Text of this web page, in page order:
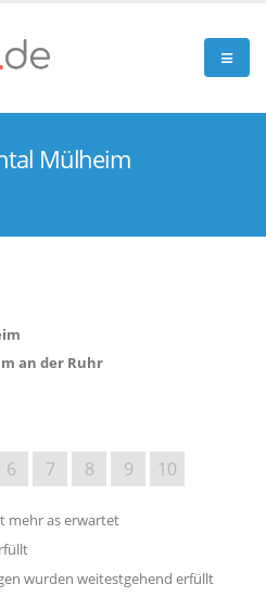
Mülheim
an der Ruhr
6 7 8 9 10
mehr as erwartet
wurden weitestgehend erfüllt